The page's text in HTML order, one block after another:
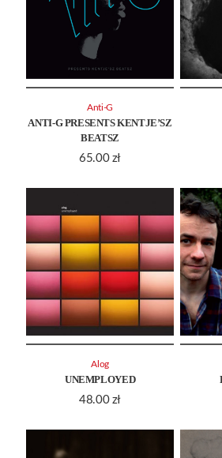
ANTI-G PRESENTS KENTJE’SZ
BEATSZ
65.00 zł
Anti-G
UNEMPLOYED
48.00 zł
Alog